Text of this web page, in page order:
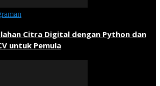
Citra Digital dengan Python dan
untuk Pemula